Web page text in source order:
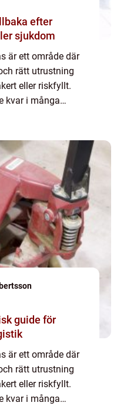
sjukdom
är ett område där
rätt utrustning
eller riskfyllt.
kvar i många
guide för
är ett område där
rätt utrustning
eller riskfyllt.
kvar i många